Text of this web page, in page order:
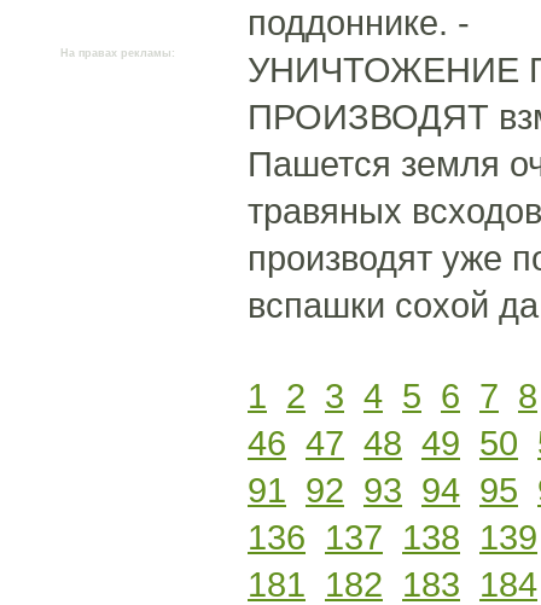
На правах рекламы:
поддоннике. -
УНИЧТОЖЕНИЕ
ПРОИЗВОДЯТ
Пашется земля
травяных
производят уже
вспашки сохой
1 2 3 4 5 6 7 8
46 47 48 49 50
91 92 93 94 95
136 137 138 139
181 182 183 184